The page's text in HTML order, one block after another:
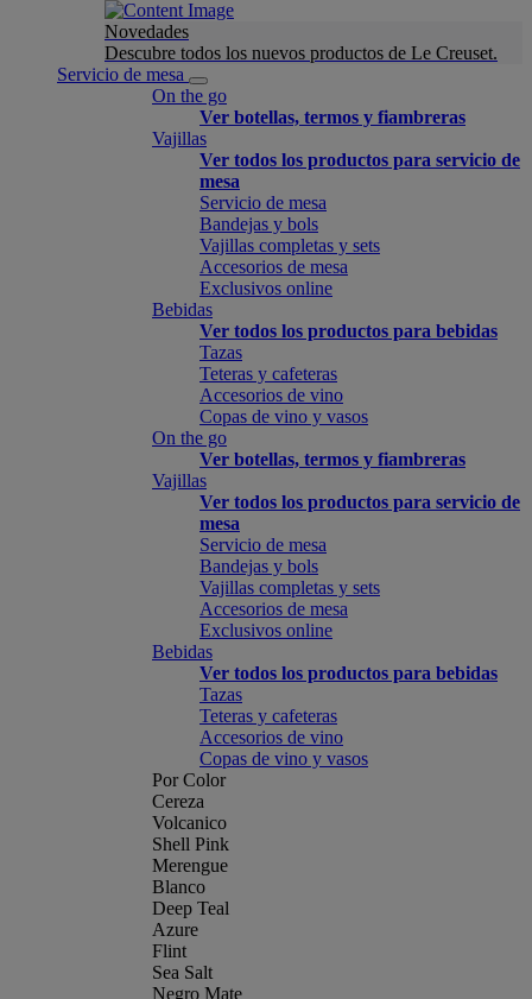
Novedades
Descubre todos los nuevos productos de Le Creuset.
Servicio de mesa
On the go
Ver botellas, termos y fiambreras
Vajillas
Ver todos los productos para servicio de
mesa
Servicio de mesa
Bandejas y bols
Vajillas completas y sets
Accesorios de mesa
Exclusivos online
Bebidas
Ver todos los productos para bebidas
Tazas
Teteras y cafeteras
Accesorios de vino
Copas de vino y vasos
On the go
Ver botellas, termos y fiambreras
Vajillas
Ver todos los productos para servicio de
mesa
Servicio de mesa
Bandejas y bols
Vajillas completas y sets
Accesorios de mesa
Exclusivos online
Bebidas
Ver todos los productos para bebidas
Tazas
Teteras y cafeteras
Accesorios de vino
Copas de vino y vasos
Por Color
Cereza
Volcanico
Shell Pink
Merengue
Blanco
Deep Teal
Azure
Flint
Sea Salt
Negro Mate